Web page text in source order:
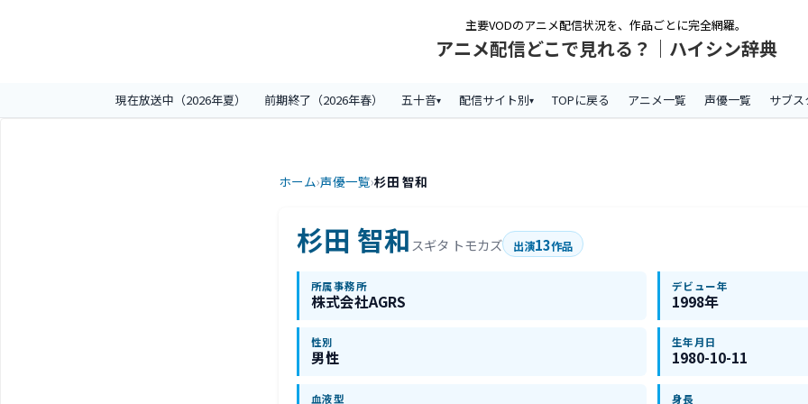
主要VODのアニメ配信状況を、作品ごとに完全網羅。
アニメ配信どこで見れる？｜ハイシン辞典
現在放送中（2026年夏） 前期終了（2026年春） 五十音 配信サイト別 TOPに戻る アニメ一覧 声優一覧 サブ
ホーム›声優一覧›杉田 智和
杉田 智和 スギタ トモカズ 出演13作品
所属事務所
株式会社AGRS
デビュー年
1998年
性別
男性
生年月日
1980-10-11
血液型 身長